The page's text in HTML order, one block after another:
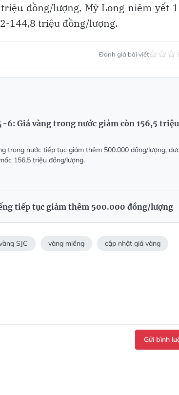
triệu đồng/lượng, Mỹ Long niêm yết
144,8 triệu đồng/lượng.
Đánh giá bài viết
6: Giá vàng trong nước giảm còn 156,5 triệu
trong nước tiếp tục giảm thêm 500.000 đồng/lượng,
156,5 triệu đồng/lượng.
tiếp tục giảm thêm 500.000 đồng/lượng
SJC vàng miếng cập nhật giá vàng
Gửi bình